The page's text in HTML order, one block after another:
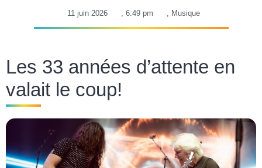
11 juin 2026 , 6:49 pm , Musique
Les 33 années d’attente en
valait le coup!